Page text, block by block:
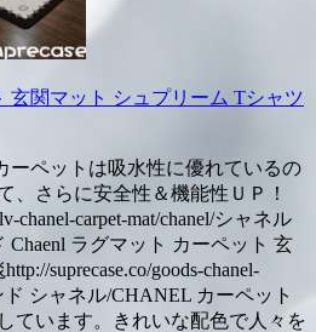
玄関マット シュプリーム Tシャツ
ーペットは吸水性に優れているの
、さらに安全性＆機能性ＵＰ！
chanel-carpet-mat/chanel/シャネル
Chaenl ラグマット カーペット 玄
suprecase.co/goods-chanel-
ド シャネル/CHANEL カーペット
ています。きれいな配色で人々を